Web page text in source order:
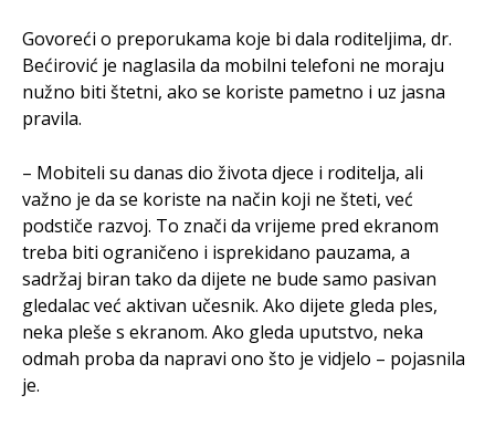
Govoreći o preporukama koje bi dala roditeljima, dr.
Bećirović je naglasila da mobilni telefoni ne moraju
nužno biti štetni, ako se koriste pametno i uz jasna
pravila.
– Mobiteli su danas dio života djece i roditelja, ali
važno je da se koriste na način koji ne šteti, već
podstiče razvoj. To znači da vrijeme pred ekranom
treba biti ograničeno i isprekidano pauzama, a
sadržaj biran tako da dijete ne bude samo pasivan
gledalac već aktivan učesnik. Ako dijete gleda ples,
neka pleše s ekranom. Ako gleda uputstvo, neka
odmah proba da napravi ono što je vidjelo – pojasnila
je.